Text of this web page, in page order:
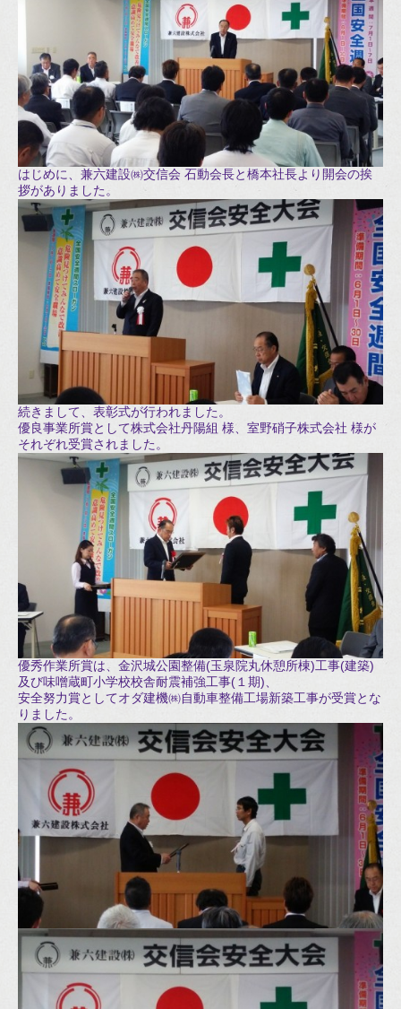
はじめに、兼六建設㈱交信会 石動会長と橋本社長より開会の挨
拶がありました。
続きまして、表彰式が行われました。
優良事業所賞として株式会社丹陽組 様、室野硝子株式会社 様が
それぞれ受賞されました。
優秀作業所賞は、金沢城公園整備(玉泉院丸休憩所棟)工事(建築)
及び味噌蔵町小学校校舎耐震補強工事(１期)、
安全努力賞としてオダ建機㈱自動車整備工場新築工事が受賞とな
りました。